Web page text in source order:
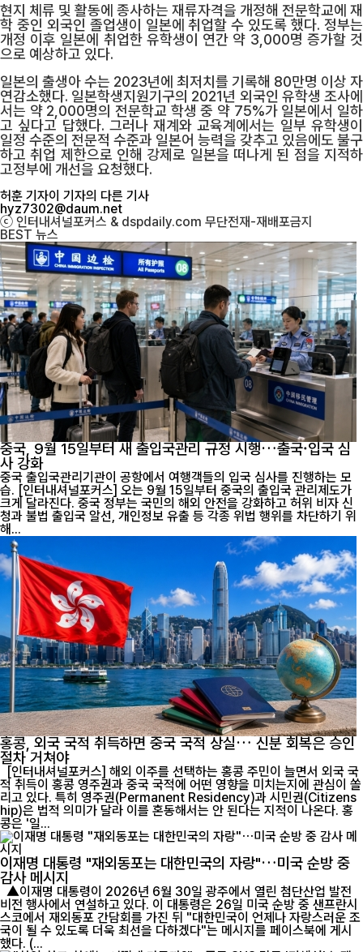
현지 체류 및 활동에 종사하는 재류자격을 개정해 전문학교에 재
학 중인 외국인 졸업생이 일본에 취업할 수 있도록 했다. 정부는
개정 이후 일본에 취업한 유학생이 연간 약 3,000명 증가할 것
으로 예상하고 있다.
일본의 출생아 수는 2023년에 최저치를 기록해 80만명 이상 자
연감소했다. 일본학생지원기구의 2021년 외국인 유학생 조사에
서는 약 2,000명의 전문학교 학생 중 약 75%가 일본에서 일하
고 싶다고 답했다. 그러나 재계와 교육계에서는 일부 유학생이
일정 수준의 전문적 수준과 일본어 능력을 갖추고 있음에도 불구
하고 취업 제한으로 인해 강제로 일본을 떠나게 된 점을 지적하
고정부에 개선을 요청했다.
허훈 기자이 기자의 다른 기사
hyz7302@daum.net
ⓒ 인터내셔널포커스 & dspdaily.com 무단전재-재배포금지
BEST 뉴스
중국, 9월 15일부터 새 출입국관리 규정 시행…출국·입국 심
사 강화
중국 출입국관리기관이 공항에서 여행객들의 입국 심사를 진행하는 모
습. [인터내셔널포커스] 오는 9월 15일부터 중국의 출입국 관리제도가
크게 달라진다. 중국 정부는 국민의 해외 안전을 강화하고 허위 비자 신
청과 불법 출입국 알선, 개인정보 유출 등 각종 위법 행위를 차단하기 위
해...
홍콩, 외국 국적 취득하면 중국 국적 상실… 신분 회복은 승인
절차 거쳐야
[인터내셔널포커스] 해외 이주를 선택하는 홍콩 주민이 늘면서 외국 국
적 취득이 홍콩 영주권과 중국 국적에 어떤 영향을 미치는지에 관심이 쏠
리고 있다. 특히 영주권(Permanent Residency)과 시민권(Citizens
hip)은 법적 의미가 달라 이를 혼동해서는 안 된다는 지적이 나온다. 홍
콩은 '일...
이재명 대통령 "재외동포는 대한민국의 자랑"…미국 순방 중
감사 메시지
비전 행사에서 연설하고 있다. 이 대통령은 26일 미국 순방 중 샌프란시
스코에서 재외동포 간담회를 가진 뒤 "대한민국이 언제나 자랑스러운 조
국이 될 수 있도록 더욱 최선을 다하겠다"는 메시지를 페이스북에 게시
했다. (...